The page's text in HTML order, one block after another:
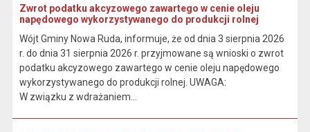
Zwrot podatku akcyzowego zawartego w cenie oleju
napędowego wykorzystywanego do produkcji rolnej
Wójt Gminy Nowa Ruda, informuje, że od dnia 3 sierpnia 2026
r. do dnia 31 sierpnia 2026 r. przyjmowane są wnioski o zwrot
podatku akcyzowego zawartego w cenie oleju napędowego
wykorzystywanego do produkcji rolnej. UWAGA:
W związku z wdrażaniem...